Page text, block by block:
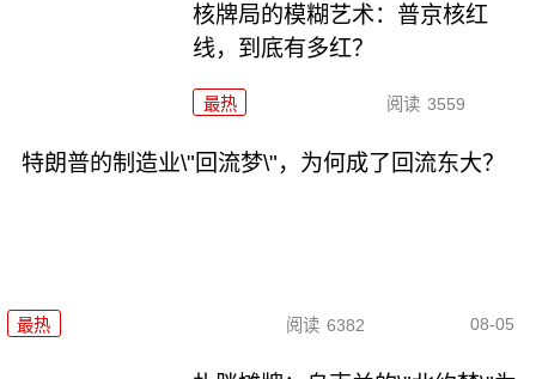
核牌局的模糊艺术：普京核红
线，到底有多红？
最热 阅读 3559
特朗普的制造业\"回流梦\"，为何成了回流东大？
最热 阅读 6382 08-05